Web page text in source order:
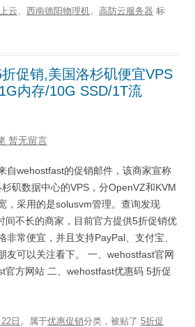
云、 西南德阳物理机、 高防云服务器 标
促销,美国洛杉矶便宜VPS
内存/10G SSD/1T流
暂无留言
自wehostfast的促销邮件，该商家宣称
矶数据中心的VPS，分OpenVZ和KVM
，采用的是solusvm管理。查询发现
间不长的商家，目前官方提供5折促销优
非常便宜，并且支持PayPal、支付宝、
友可以关注看下。 一、wehostfast官网
官方网站 二、wehostfast优惠码 5折促
日 。属于优惠促销分类，被贴了 5折促